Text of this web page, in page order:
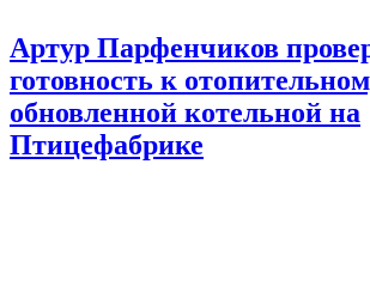
Артур Парфенчиков
готовность к
обновленной котельной на
Птицефабрике